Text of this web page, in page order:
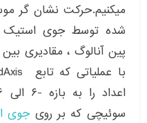
میکنیم.حرکت نشان گر
شده توسط جوی استیک
سوئیچی که بر روی جوی